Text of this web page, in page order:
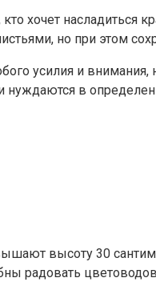
хочет насладиться
но при этом
усилия и
в
высоту 30
радовать